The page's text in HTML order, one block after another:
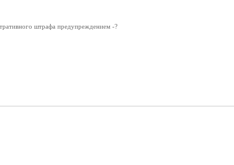
штрафа предупреждением -?